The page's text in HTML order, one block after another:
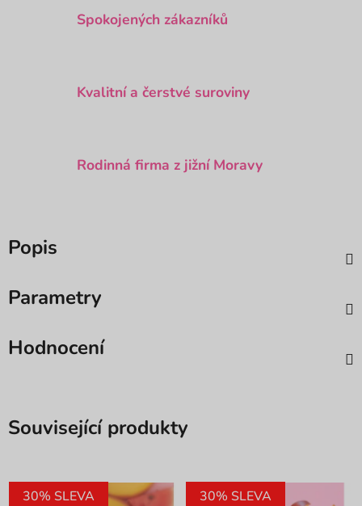
Spokojených zákazníků
Kvalitní a čerstvé suroviny
Rodinná firma z jižní Moravy
Popis
Parametry
Hodnocení
Související produkty
30% SLEVA
30% SLEVA